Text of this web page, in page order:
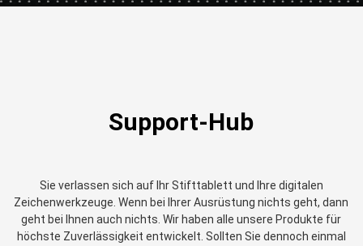
Support-Hub
Sie verlassen sich auf Ihr Stifttablett und Ihre digitalen
Zeichenwerkzeuge. Wenn bei Ihrer Ausrüstung nichts geht, dann
geht bei Ihnen auch nichts. Wir haben alle unsere Produkte für
höchste Zuverlässigkeit entwickelt. Sollten Sie dennoch einmal